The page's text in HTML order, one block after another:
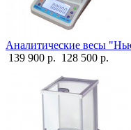
Аналитические весы
139 900 р. 128 500 р.